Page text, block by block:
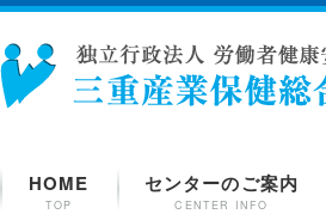
HOME
TOP
センターのご案内
CENTER INFO